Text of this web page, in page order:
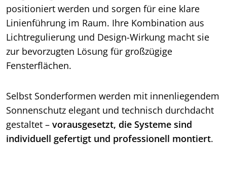
positioniert werden und sorgen für eine klare
Linienführung im Raum. Ihre Kombination aus
Lichtregulierung und Design-Wirkung macht sie
zur bevorzugten Lösung für großzügige
Fensterflächen.
Selbst Sonderformen werden mit innenliegendem
Sonnenschutz elegant und technisch durchdacht
gestaltet – vorausgesetzt, die Systeme sind
individuell gefertigt und professionell montiert.